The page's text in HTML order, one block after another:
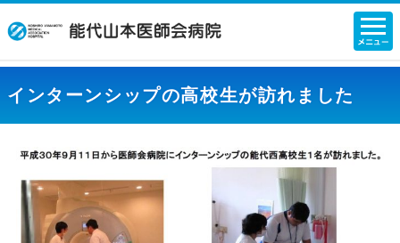
インターンシップの高校生が訪れました